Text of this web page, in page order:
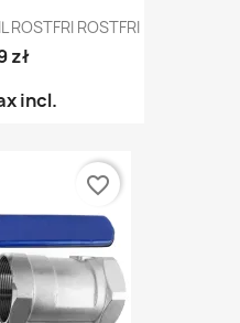
ROSTFRI ROSTFRI
zł
incl.
favorite_border